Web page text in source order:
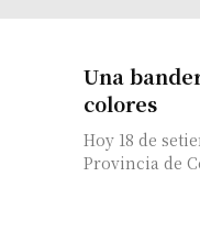
Una
colores
Hoy 18 de
Provincia de